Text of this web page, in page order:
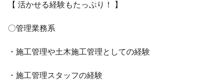
【 活かせる経験もたっぷり！ 】
〇管理業務系
・施工管理や土木施工管理としての経験
・施工管理スタッフの経験